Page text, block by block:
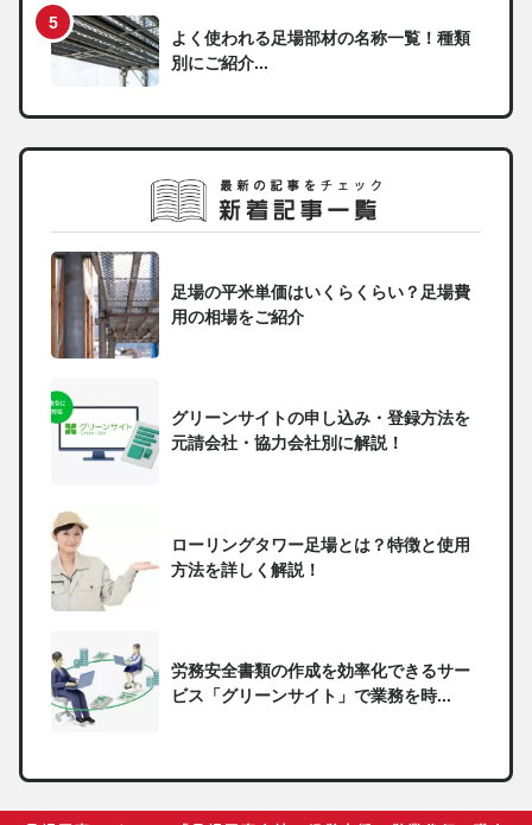
よく使われる足場部材の名称一覧！種類
別にご紹介...
足場の平米単価はいくらくらい？足場費
用の相場をご紹介
グリーンサイトの申し込み・登録方法を
元請会社・協力会社別に解説！
ローリングタワー足場とは？特徴と使用
方法を詳しく解説！
労務安全書類の作成を効率化できるサー
ビス「グリーンサイト」で業務を時...